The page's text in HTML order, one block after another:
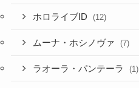
ホロライブID (12)
ムーナ・ホシノヴァ (7)
ラオーラ・パンテーラ (1)